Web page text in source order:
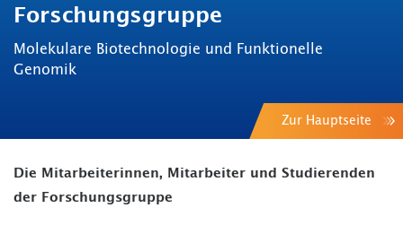
Forschungsgruppe
Molekulare Biotechnologie und Funktionelle
Genomik
Zur Hauptseite
Die Mitarbeiterinnen, Mitarbeiter und Studierenden
der Forschungsgruppe